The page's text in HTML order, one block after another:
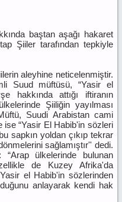
baştan aşağı hakaret
Şiiler tarafından tepkiyle
aleyhine neticelenmiştir.
Suud müftüsü, “Yasir el
hakkında attığı iftiranın
Şiiliğin yayılması
Suudi Arabistan cami
ise “Yasir El Habib'in sözleri
sapkın yoldan çıkıp tekrar
sağlamıştır'' dedi.
ülkelerinde bulunan
de Kuzey Afrika'da
el Habib'in sözlerinden
anlayarak kendi hak